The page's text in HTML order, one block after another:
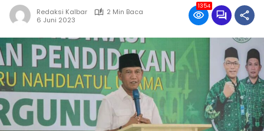
Redaksi Kalbar
2 Min Baca
6 Juni 2023
1354